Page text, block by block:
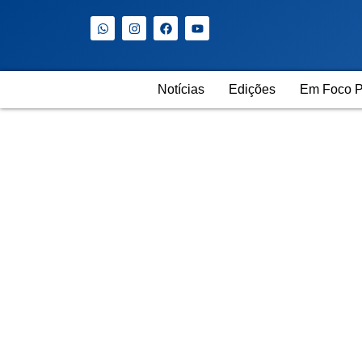
Notícias Edições Em Foco